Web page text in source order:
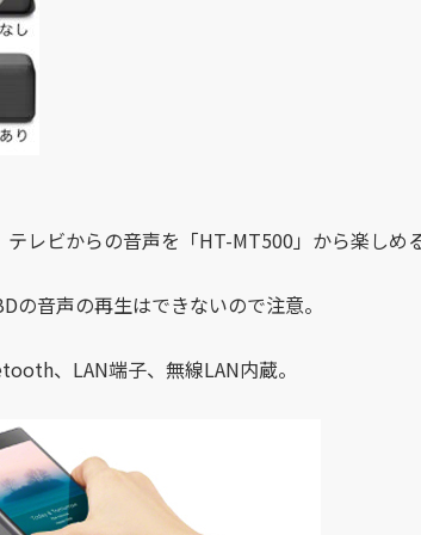
レビからの音声を「HT-MT500」から楽しめ
の音声の再生はできないので注意。
、LAN端子、無線LAN内蔵。